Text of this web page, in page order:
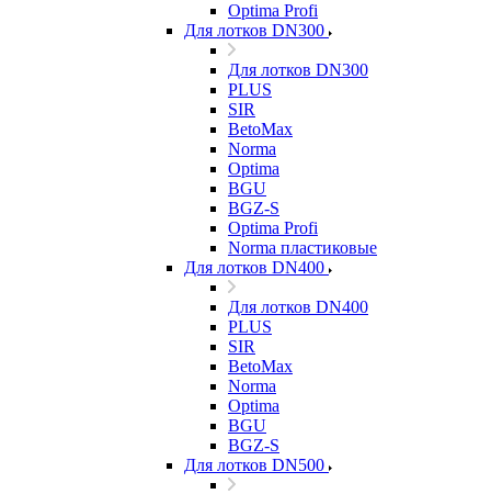
Optima Profi
Для лотков DN300
Для лотков DN300
PLUS
SIR
BetoMax
Norma
Optima
BGU
BGZ-S
Optima Profi
Norma пластиковые
Для лотков DN400
Для лотков DN400
PLUS
SIR
BetoMax
Norma
Optima
BGU
BGZ-S
Для лотков DN500